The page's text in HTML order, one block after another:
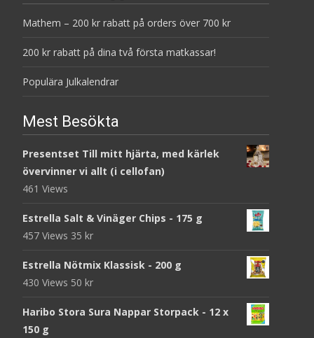
Mathem – 200 kr rabatt på orders över 700 kr
200 kr rabatt på dina två första matkassar!
Populära Julkalendrar
Mest Besökta
Presentset Till mitt hjärta, med kärlek
övervinner vi allt (i cellofan)
461 Views
Estrella Salt & Vinäger Chips - 175 g
457 Views 35 kr
Estrella Nötmix Klassisk - 200 g
430 Views 50 kr
Haribo Stora Sura Nappar Storpack - 12 x
150 g